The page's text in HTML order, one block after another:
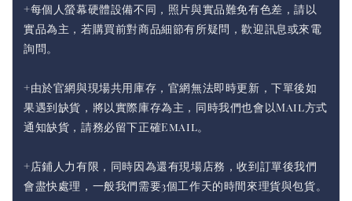
+每個人螢幕硬體設備不同，照片與實品難免有色差，請以
實品為主，若購買前對商品細節有所疑問，歡迎訊息或來電
詢問。
+由於官網與現場共用庫存，官網無法即時更新，下單後如
果遇到缺貨，將以實際庫存為主，同時我們也會以Mail方式
通知缺貨，請務必留下正確Email。
+店鋪人力有限，同時因為還有現場店務，收到訂單後我們
會盡快處理，一般我們需要3個工作天的時間來理貨與包貨。